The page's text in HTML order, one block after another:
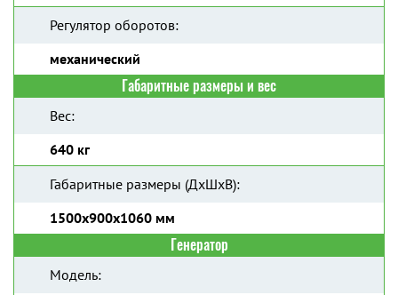
Регулятор оборотов:
механический
Габаритные размеры и вес
Вес:
640 кг
Габаритные размеры (ДхШхВ):
1500x900x1060 мм
Генератор
Модель: